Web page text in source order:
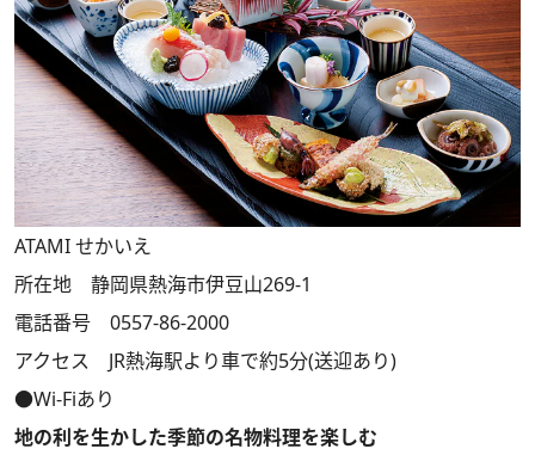
ATAMI せかいえ
所在地 静岡県熱海市伊豆山269-1
電話番号 0557-86-2000
アクセス JR熱海駅より車で約5分(送迎あり)
●Wi-Fiあり
地の利を生かした季節の名物料理を楽しむ